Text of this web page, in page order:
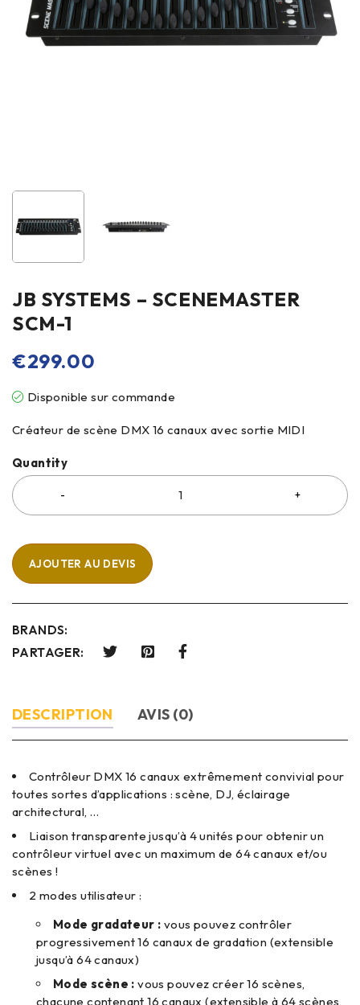
JB SYSTEMS – SCENEMASTER
SCM-1
€299.00
Disponible sur commande
Créateur de scène DMX 16 canaux avec sortie MIDI
Quantity
AJOUTER AU DEVIS
BRANDS:
PARTAGER:
DESCRIPTION AVIS (0)
Contrôleur DMX 16 canaux extrêmement convivial pour
toutes sortes d’applications : scène, DJ, éclairage
architectural, …
Liaison transparente jusqu’à 4 unités pour obtenir un
contrôleur virtuel avec un maximum de 64 canaux et/ou
scènes !
2 modes utilisateur :
Mode gradateur : vous pouvez contrôler
progressivement 16 canaux de gradation (extensible
jusqu’à 64 canaux)
Mode scène : vous pouvez créer 16 scènes,
chacune contenant 16 canaux (extensible à 64 scènes,